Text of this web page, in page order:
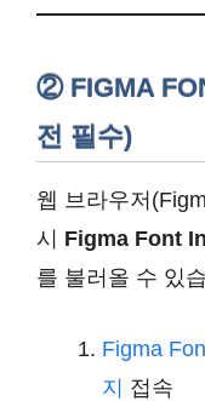
② FIGMA
전 필수)
웹 브라우저
시 Figma Font
를 불러올 수 있
Figma
지 접속